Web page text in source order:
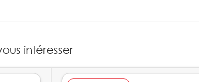
intéresser